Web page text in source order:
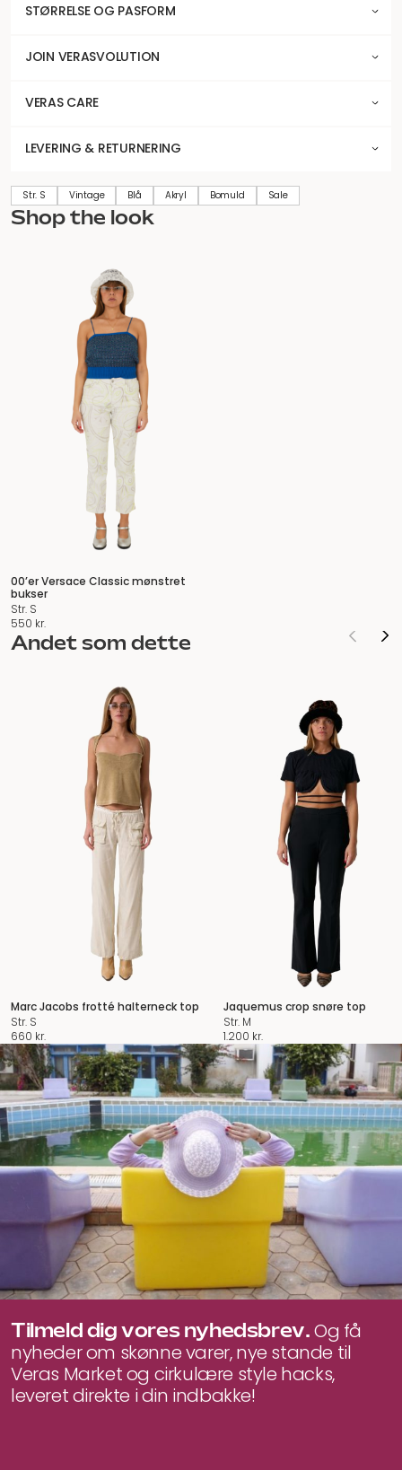
STØRRELSE OG PASFORM
JOIN VERASVOLUTION
VERAS CARE
LEVERING & RETURNERING
Str. S Vintage Blå Akryl Bomuld Sale
Shop the look
00’er Versace Classic mønstret
bukser
Str. S
550 kr.
Andet som dette
Marc Jacobs frotté halterneck top
Str. S
660 kr.
Jaquemus crop snøre top
Str. M
1.200 kr.
Tilmeld dig vores nyhedsbrev.Og få
nyheder om skønne varer, nye stande til
Veras Market og cirkulære style hacks,
leveret direkte i din indbakke!